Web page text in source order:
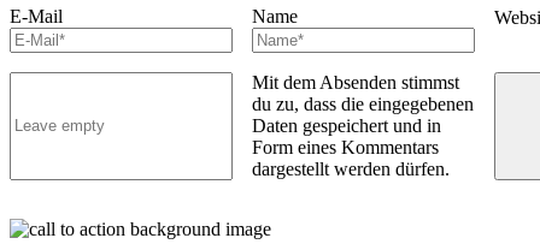
E-Mail Name
Mit dem Absenden stimmst
du zu, dass die eingegebenen
Daten gespeichert und in
Form eines Kommentars
dargestellt werden dürfen.